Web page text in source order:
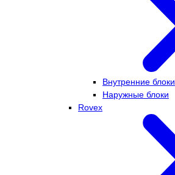
Внутренние блоки
Наружные блоки
Rovex